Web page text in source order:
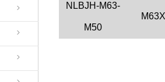
NLBJH-M63-
M50